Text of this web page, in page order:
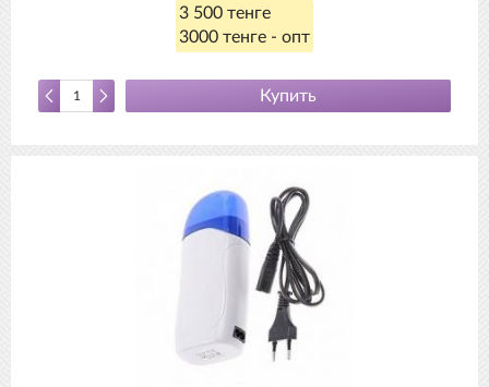
3 500 тенге
3000 тенге - опт
Купить